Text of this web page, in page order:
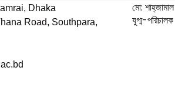
Dhaka
Road, Southpara,
মো: শাহ্‌জামাল
যুগ্ম-পরিচালক